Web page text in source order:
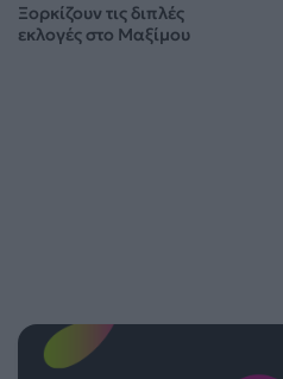
Ξορκίζουν τις διπλές
εκλογές στο Μαξίμου